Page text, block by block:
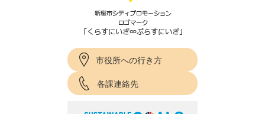
市役所への行き方
各課連絡先